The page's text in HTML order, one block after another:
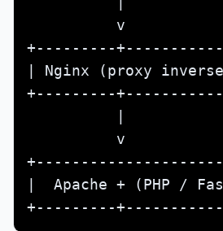
+---------
| Nginx (proxy
+---------
|  Apache + (PHP /
+---------